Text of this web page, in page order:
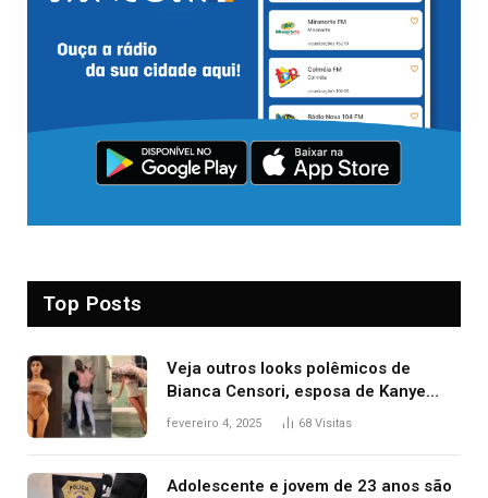
Top Posts
Veja outros looks polêmicos de
Bianca Censori, esposa de Kanye
West que apareceu nua no Grammy
fevereiro 4, 2025 68 Visitas
Adolescente e jovem de 23 anos são